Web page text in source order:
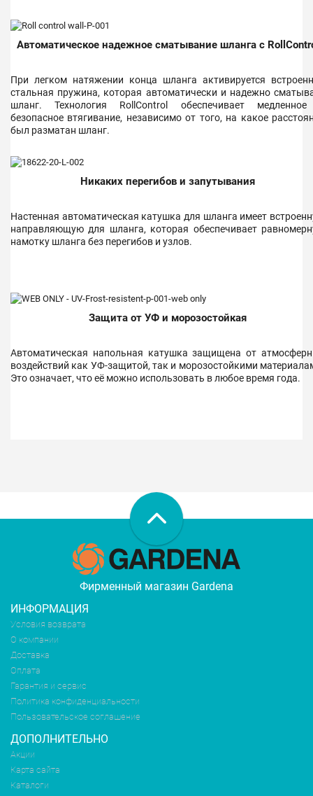
Автоматическое надежное сматывание шланга с
При легком натяжении конца шланга активируется
стальная пружина, которая автоматически и надежно
шланг. Технология RollControl обеспечивает
безопасное втягивание, независимо от того, на какое
был разматан шланг.
Никаких перегибов и запутывания
Настенная автоматическая катушка для шланга имеет
направляющую для шланга, которая обеспечивает
намотку шланга без перегибов и узлов.
Защита от УФ и морозостойкая
Автоматическая напольная катушка защищена от
воздействий как УФ-защитой, так и морозостойкими
Это означает, что её можно использовать в любое время года.
Фирменный магазин Gardena
ИНФОРМАЦИЯ
Условия возврата
О компании
Доставка
Оплата
Гарантия и сервис
Политика конфиденциальности
Пользовательское соглашение
ДОПОЛНИТЕЛЬНО
Акции
Карта сайта
Каталоги